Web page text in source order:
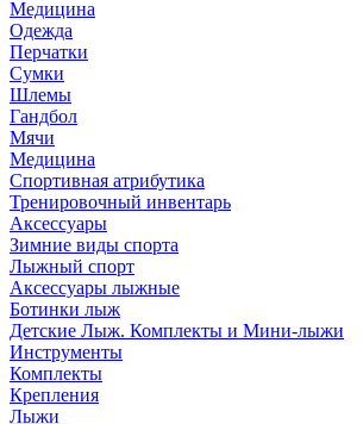
Медицина
Одежда
Перчатки
Сумки
Шлемы
Гандбол
Мячи
Медицина
Спортивная атрибутика
Тренировочный инвентарь
Аксессуары
Зимние виды спорта
Лыжный спорт
Аксессуары лыжные
Ботинки лыж
Детские Лыж. Комплекты и Мини-лыжи
Инструменты
Комплекты
Крепления
Лыжи